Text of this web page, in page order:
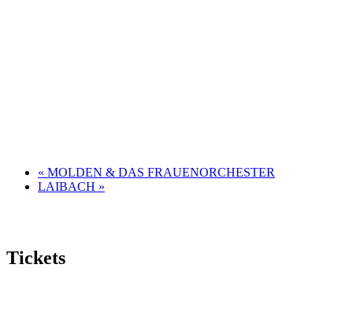
« MOLDEN & DAS FRAUEN­ORCHESTER
LAIBACH »
Tickets